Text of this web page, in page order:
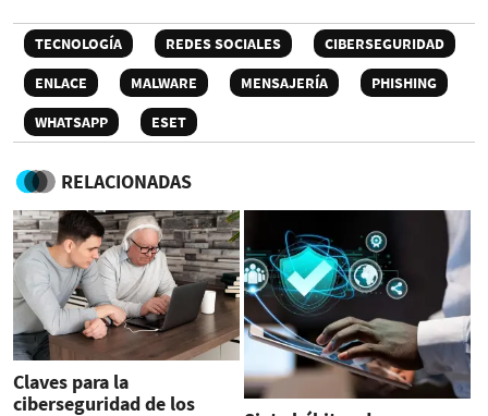
TECNOLOGÍA REDES SOCIALES
CIBERSEGURIDAD
ENLACE
MALWARE MENSAJERÍA
PHISHING
WHATSAPP
ESET
RELACIONADAS
Claves para la
ciberseguridad de los